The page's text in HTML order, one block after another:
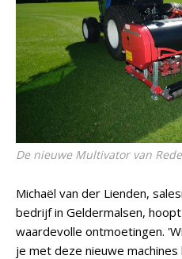
De nieuwe Multivator van
Michaël van der Lienden,
bedrijf in Geldermalsen,
waardevolle ontmoetingen.
je met deze nieuwe